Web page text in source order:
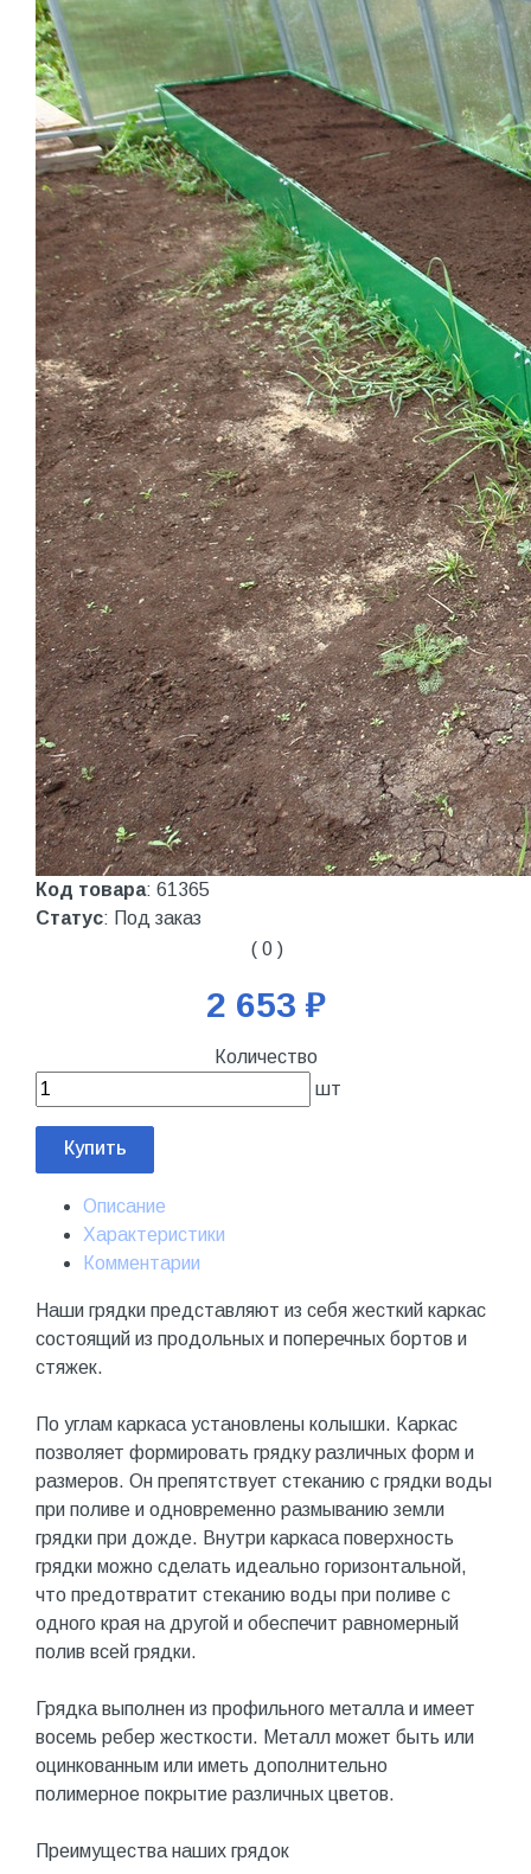
Код товара: 61365
Статус: Под заказ
( 0 )
2 653 ₽
Количество
шт
Купить
Описание
Характеристики
Комментарии
Наши грядки представляют из себя жесткий каркас
состоящий из продольных и поперечных бортов и
стяжек.
По углам каркаса установлены колышки. Каркас
позволяет формировать грядку различных форм и
размеров. Он препятствует стеканию с грядки воды
при поливе и одновременно размыванию земли
грядки при дожде. Внутри каркаса поверхность
грядки можно сделать идеально горизонтальной,
что предотвратит стеканию воды при поливе с
одного края на другой и обеспечит равномерный
полив всей грядки.
Грядка выполнен из профильного металла и имеет
восемь ребер жесткости. Металл может быть или
оцинкованным или иметь дополнительно
полимерное покрытие различных цветов.
Преимущества наших грядок